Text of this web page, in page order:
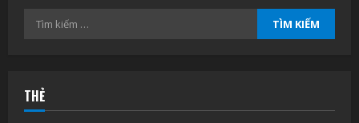
Tìm
THẺ